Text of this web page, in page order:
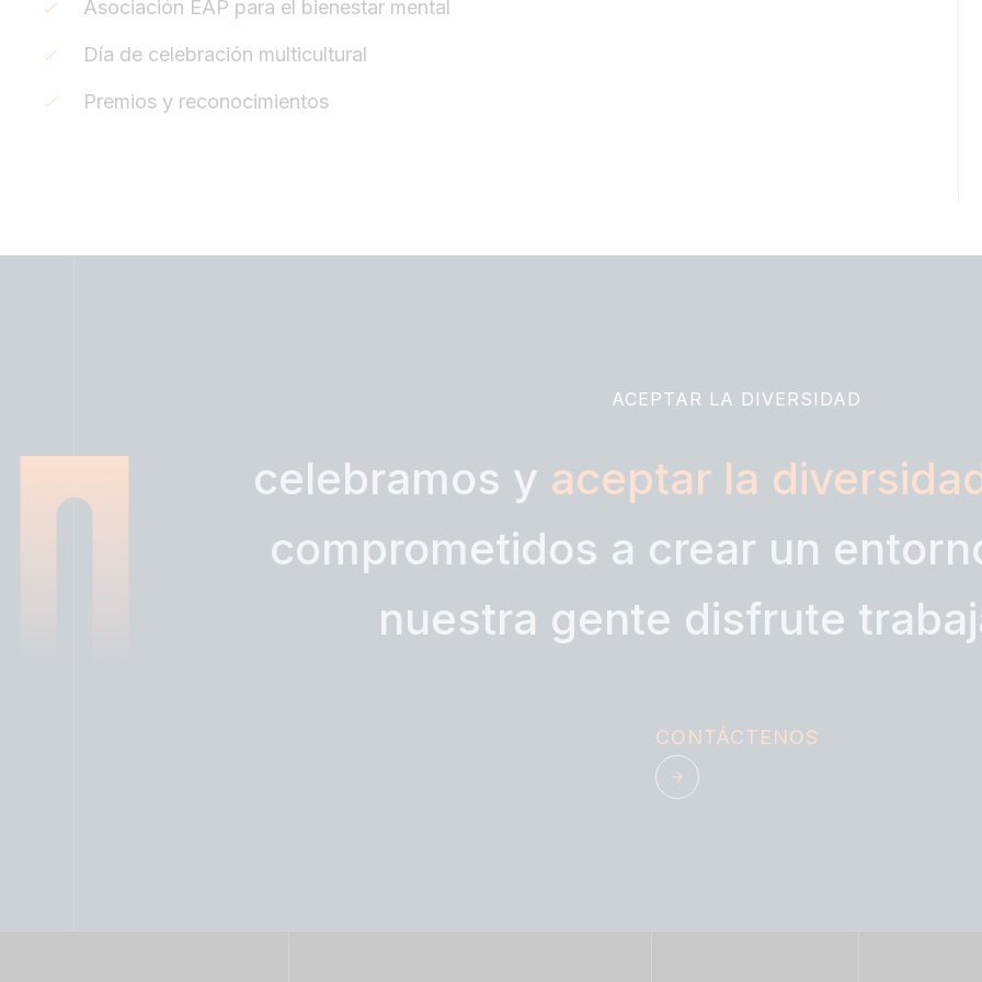
Asociación EAP para el bienestar mental
Día de celebración multicultural
Premios y reconocimientos
ACEPTAR LA DIVERSIDAD
celebramos y aceptar la
comprometidos a crear un
nuestra gente disfrute
CONTÁCTENOS